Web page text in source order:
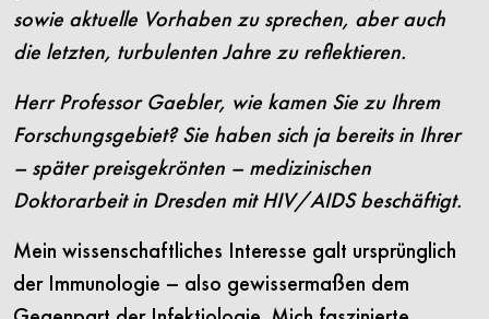
sowie aktuelle Vorhaben zu sprechen, aber auch
die letzten, turbulenten Jahre zu reflektieren.
Herr Professor Gaebler, wie kamen Sie zu Ihrem
Forschungsgebiet? Sie haben sich ja bereits in Ihrer
– später preisgekrönten – medizinischen
Doktorarbeit in Dresden mit HIV/AIDS beschäftigt.
Mein wissenschaftliches Interesse galt ursprünglich
der Immunologie – also gewissermaßen dem